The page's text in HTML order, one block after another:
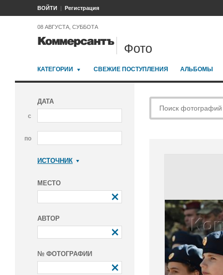
ВОЙТИ Регистрация
08 АВГУСТА, СУББОТА
Фото
КАТЕГОРИИ СВЕЖИЕ ПОСТУПЛЕНИЯ АЛЬБОМЫ
ДАТА
с
по
ИСТОЧНИК
МЕСТО
АВТОР
№ ФОТОГРАФИИ